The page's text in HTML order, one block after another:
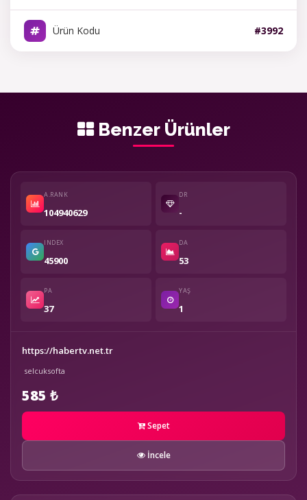
Ürün Kodu #3992
Benzer Ürünler
A.RANK
104940629
DR
-
INDEX
45900
DA
53
PA
37
YAŞ
1
https://habertv.net.tr
selcuksofta
585 ₺
Sepet
İncele